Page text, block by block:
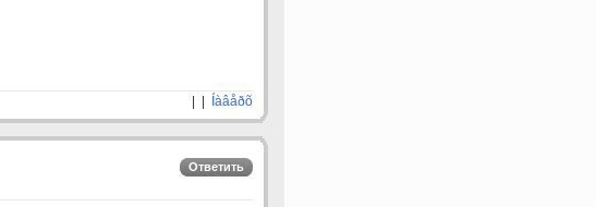
Íàâåðõ
Ответить